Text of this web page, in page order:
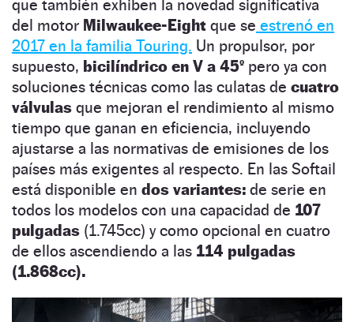
que también exhiben la novedad significativa
del motor Milwaukee-Eight que se estrenó en
2017 en la familia Touring. Un propulsor, por
supuesto, bicilíndrico en V a 45º pero ya con
soluciones técnicas como las culatas de cuatro
válvulas que mejoran el rendimiento al mismo
tiempo que ganan en eficiencia, incluyendo
ajustarse a las normativas de emisiones de los
países más exigentes al respecto. En las Softail
está disponible en dos variantes: de serie en
todos los modelos con una capacidad de 107
pulgadas (1.745cc) y como opcional en cuatro
de ellos ascendiendo a las 114 pulgadas
(1.868cc).